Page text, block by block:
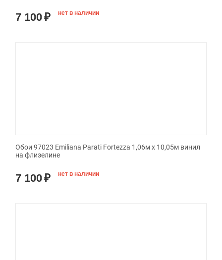
7 100₽ нет в наличии
Обои 97023 Emiliana Parati Fortezza 1,06м х 10,05м винил
на флизелине
7 100₽ нет в наличии